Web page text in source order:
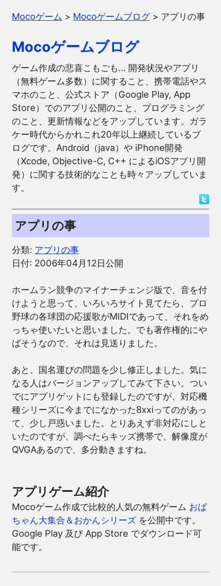
Mocoゲーム > Mocoゲームブログ> アプリの事
Mocoゲームブログ
ゲーム作成の悲喜こもごも… 開発状況やアプリ
（無料ゲーム多数）に関すること、携帯電話やス
マホのこと、公式ストア（Google Play, App
Store）でのアプリ公開のこと、プログラミング
のこと、更新情報などをアップしています。ガラ
ケー時代からかれこれ20年以上継続しているブ
ログです。Android（java）や iPhone開発
（Xcode, Objective-C, C++ によるiOSアプリ開
発）に関する技術的なことも時々アップしていま
す。
アプリの事
分類: アプリの事
日付: 2006年04月12日公開
ホームラン競争のマイナーチェンジ版で、音を付
けようと思って、いろいろサイト見てたら、プロ
野球の各球団の応援歌がMIDIであって、それをめ
っちゃ使いたいと思いました。でも著作権的にや
ばそうなので、それは見送りました。
あと、国名運びの問題を少し修正しました。気に
なる人はバージョンアップしてみて下さい。つい
でにアプリゲットにも登録したのですが、対応機
種シリーズに今までになかった8xxiってのがあっ
て、少し戸惑いました。とりあえず非対応にしと
いたのですが、調べたらキッズ携帯で、解像度が
QVGAあるので、多分動きますね。
アプリゲーム紹介
Mocoゲーム作成で比較的人気の無料ゲーム おば
ちゃん大集合＆おかんシリーズ を公開中です。
Google Play 及び App Store でダウンロード可
能です。